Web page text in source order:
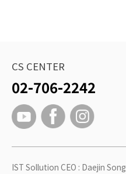
CS CENTER
02-706-2242
IST Sollution CEO : Daejin Song